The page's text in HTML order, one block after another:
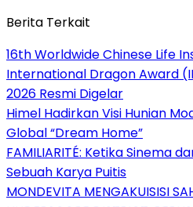
Berita Terkait
16th Worldwide Chinese Life
International Dragon Award
2026 Resmi Digelar
Himel Hadirkan Visi Hunian
Global “Dream Home”
FAMILIARITÉ: Ketika Sinema
Sebuah Karya Puitis
MONDEVITA MENGAKUISISI